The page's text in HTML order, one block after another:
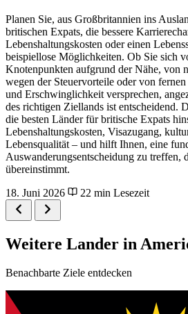
Planen Sie, aus Großbritannien ins
britischen Expats, die bessere
Lebenshaltungskosten oder einen
beispiellose Möglichkeiten. Ob Sie sich
Knotenpunkten aufgrund der Nähe, von
wegen der Steuervorteile oder von
und Erschwinglichkeit versprechen,
des richtigen Ziellands ist entscheidend.
die besten Länder für britische Expats
Lebenshaltungskosten, Visazugang,
Lebensqualität – und hilft Ihnen, eine
Auswanderungsentscheidung zu treffen,
übereinstimmt.
18. Juni 2026
22 min Lesezeit
Weitere Lander in
Benachbarte Ziele entdecken